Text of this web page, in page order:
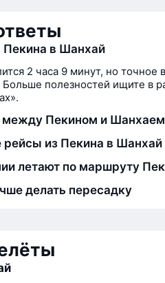
Пекина в Шанхай
2 часа 9 минут, но точное
Больше полезностей ищите в
между Пекином и Шанхаем
из Пекина в Шанхай
летают по маршруту
делать пересадку